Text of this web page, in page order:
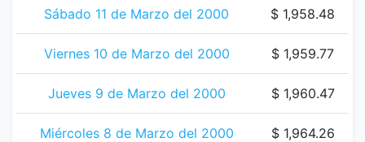
Sábado 11 de Marzo del 2000 $ 1,958.48
Viernes 10 de Marzo del 2000 $ 1,959.77
Jueves 9 de Marzo del 2000 $ 1,960.47
Miércoles 8 de Marzo del 2000 $ 1,964.26